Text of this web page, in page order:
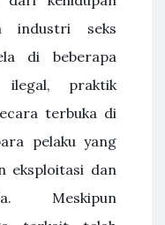
industri seks
di beberapa
praktik
terbuka di
pelaku yang
eksploitasi dan
Meskipun